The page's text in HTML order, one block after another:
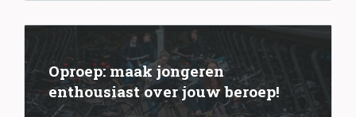
Oproep: maak jongeren
enthousiast over jouw beroep!